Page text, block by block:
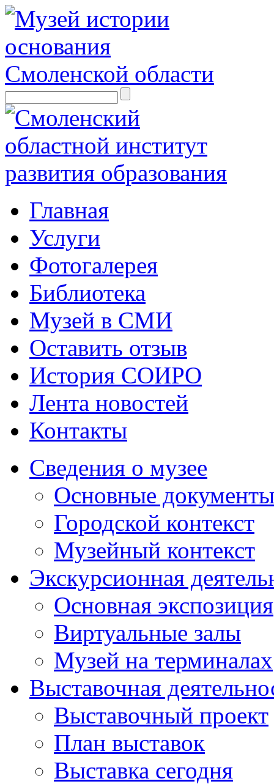
Главная
Услуги
Фотогалерея
Библиотека
Музей в СМИ
Оставить отзыв
История СОИРО
Лента новостей
Контакты
Сведения о музее
Основные документы
Городской контекст
Музейный контекст
Экскурсионная
Основная экспозиция
Виртуальные залы
Музей на терминалах
Выставочная
Выставочный проект
План выставок
Выставка сегодня